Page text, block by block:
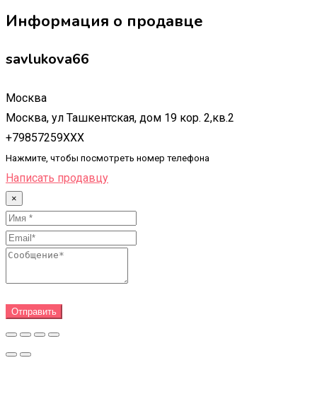
Информация о продавце
savlukova66
Москва
Москва, ул Ташкентская, дом 19 кор. 2,кв.2
+79857259XXX
Нажмите, чтобы посмотреть номер телефона
Написать продавцу
×
Отправить